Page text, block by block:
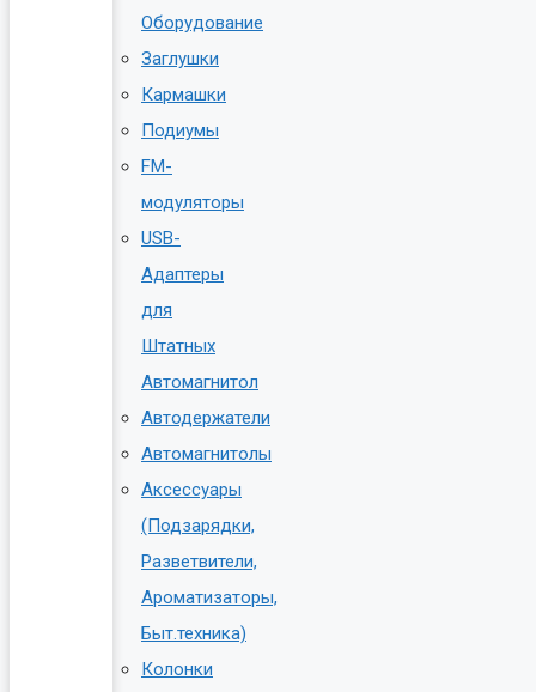
Оборудование
Заглушки
Кармашки
Подиумы
FM-
модуляторы
USB-
Адаптеры
для
Штатных
Автомагнитол
Автодержатели
Автомагнитолы
Аксессуары
(Подзарядки,
Разветвители,
Ароматизаторы,
Быт.техника)
Колонки